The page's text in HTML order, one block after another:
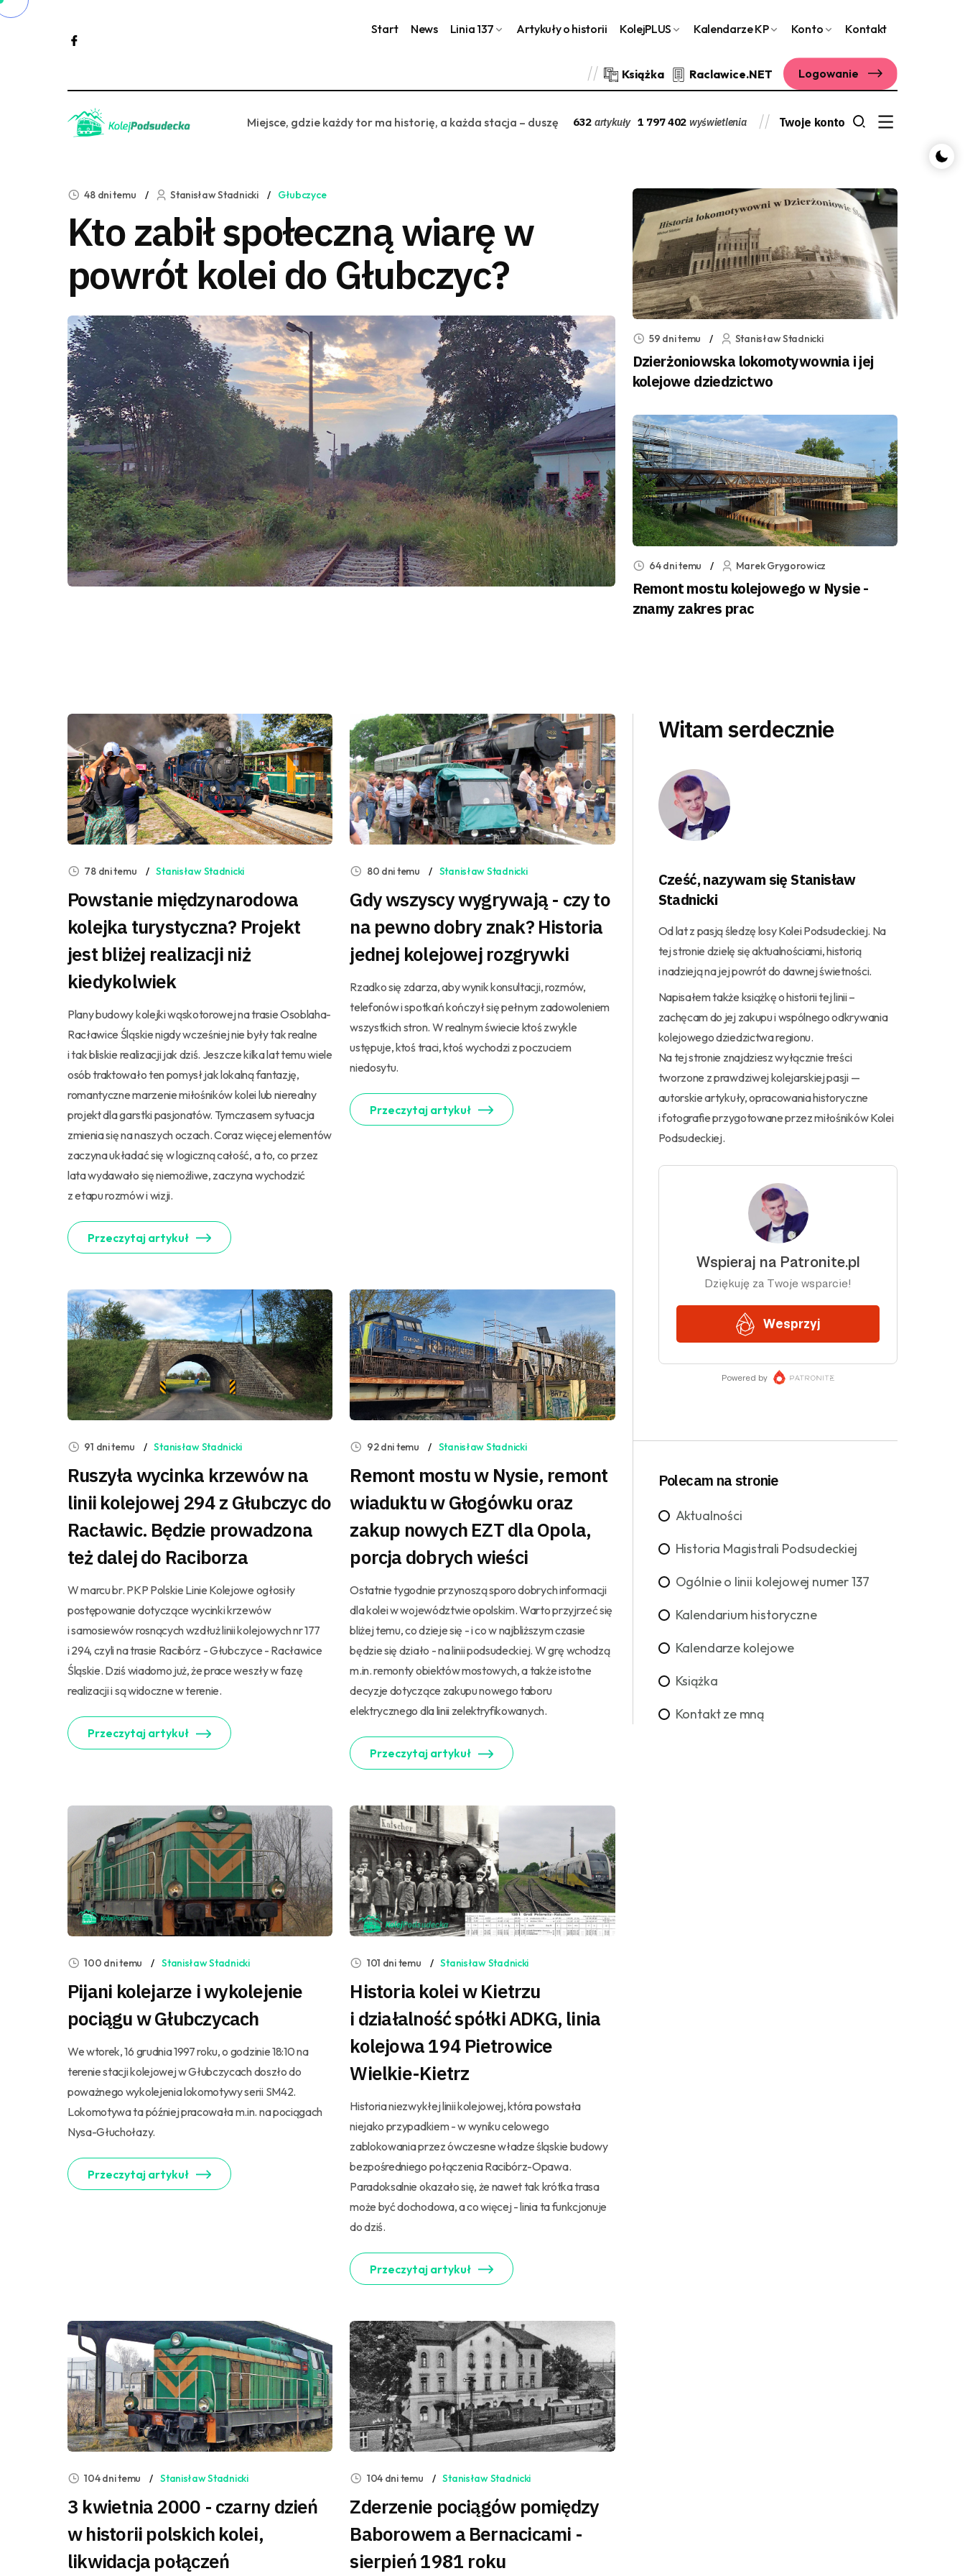
Start News Linia 137 Artykuły o historii KolejPLUS Kalendarze KP Konto Kontakt
Książka Raclawice.NET Logowanie
Miejsce, gdzie każdy tor ma historię, a każda stacja – duszę 632 artykuły 1 797 402 wyświetlenia Twoje konto
48 dni temu Stanisław Stadnicki Głubczyce
Kto zabił społeczną wiarę w
powrót kolei do Głubczyc?
59 dni temu Stanisław Stadnicki
Dzierżoniowska lokomotywownia i jej
kolejowe dziedzictwo
64 dni temu Marek Grygorowicz
Remont mostu kolejowego w Nysie -
znamy zakres prac
78 dni temu Stanisław Stadnicki
Powstanie międzynarodowa
kolejka turystyczna? Projekt
jest bliżej realizacji niż
kiedykolwiek
Plany budowy kolejki wąskotorowej na trasie Osoblaha-
Racławice Śląskie nigdy wcześniej nie były tak realne
i tak bliskie realizacji jak dziś. Jeszcze kilka lat temu wiele
osób traktowało ten pomysł jak lokalną fantazję,
romantyczne marzenie miłośników kolei lub nierealny
projekt dla garstki pasjonatów. Tymczasem sytuacja
zmienia się na naszych oczach. Coraz więcej elementów
zaczyna układać się w logiczną całość, a to, co przez
lata wydawało się niemożliwe, zaczyna wychodzić
z etapu rozmów i wizji.
Przeczytaj artykuł
80 dni temu Stanisław Stadnicki
Gdy wszyscy wygrywają - czy to
na pewno dobry znak? Historia
jednej kolejowej rozgrywki
Rzadko się zdarza, aby wynik konsultacji, rozmów,
telefonów i spotkań kończył się pełnym zadowoleniem
wszystkich stron. W realnym świecie ktoś zwykle
ustępuje, ktoś traci, ktoś wychodzi z poczuciem
niedosytu.
Przeczytaj artykuł
91 dni temu Stanisław Stadnicki
Ruszyła wycinka krzewów na
linii kolejowej 294 z Głubczyc do
Racławic. Będzie prowadzona
też dalej do Raciborza
W marcu br. PKP Polskie Linie Kolejowe ogłosiły
postępowanie dotyczące wycinki krzewów
i samosiewów rosnących wzdłuż linii kolejowych nr 177
i 294, czyli na trasie Racibórz - Głubczyce - Racławice
Śląskie. Dziś wiadomo już, że prace weszły w fazę
realizacji i są widoczne w terenie.
Przeczytaj artykuł
92 dni temu Stanisław Stadnicki
Remont mostu w Nysie, remont
wiaduktu w Głogówku oraz
zakup nowych EZT dla Opola,
porcja dobrych wieści
Ostatnie tygodnie przynoszą sporo dobrych informacji
dla kolei w województwie opolskim. Warto przyjrzeć się
bliżej temu, co dzieje się - i co w najbliższym czasie
będzie się działo - na linii podsudeckiej. W grę wchodzą
m.in. remonty obiektów mostowych, a także istotne
decyzje dotyczące zakupu nowego taboru
elektrycznego dla linii zelektryfikowanych.
Przeczytaj artykuł
100 dni temu Stanisław Stadnicki
Pijani kolejarze i wykolejenie
pociągu w Głubczycach
We wtorek, 16 grudnia 1997 roku, o godzinie 18:10 na
terenie stacji kolejowej w Głubczycach doszło do
poważnego wykolejenia lokomotywy serii SM42.
Lokomotywa ta później pracowała m.in. na pociągach
Nysa-Głuchołazy.
Przeczytaj artykuł
101 dni temu Stanisław Stadnicki
Historia kolei w Kietrzu
i działalność spółki ADKG, linia
kolejowa 194 Pietrowice
Wielkie-Kietrz
Historia niezwykłej linii kolejowej, która powstała
niejako przypadkiem - w wyniku celowego
zablokowania przez ówczesne władze śląskie budowy
bezpośredniego połączenia Racibórz-Opawa.
Paradoksalnie okazało się, że nawet tak krótka trasa
może być dochodowa, a co więcej - linia ta funkcjonuje
do dziś.
Przeczytaj artykuł
104 dni temu Stanisław Stadnicki
3 kwietnia 2000 - czarny dzień
w historii polskich kolei,
likwidacja połączeń
104 dni temu Stanisław Stadnicki
Zderzenie pociągów pomiędzy
Baborowem a Bernacicami -
sierpień 1981 roku
Witam serdecznie
Cześć, nazywam się Stanisław
Stadnicki
Od lat z pasją śledzę losy Kolei Podsudeckiej. Na
tej stronie dzielę się aktualnościami, historią
i nadzieją na jej powrót do dawnej świetności.
Napisałem także książkę o historii tej linii –
zachęcam do jej zakupu i wspólnego odkrywania
kolejowego dziedzictwa regionu.
Na tej stronie znajdziesz wyłącznie treści
tworzone z prawdziwej kolejarskiej pasji —
autorskie artykuły, opracowania historyczne
i fotografie przygotowane przez miłośników Kolei
Podsudeckiej.
Polecam na stronie
Aktualności
Historia Magistrali Podsudeckiej
Ogólnie o linii kolejowej numer 137
Kalendarium historyczne
Kalendarze kolejowe
Książka
Kontakt ze mną